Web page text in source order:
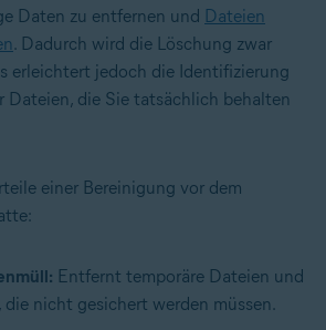
Daten zu entfernen und Dateien
. Dadurch wird die Löschung zwar
erleichtert jedoch die Identifizierung
Dateien, die Sie tatsächlich behalten
einer Bereinigung vor dem
Entfernt temporäre Dateien und
, die nicht gesichert werden müssen.